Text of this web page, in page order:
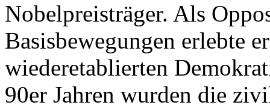
Nobelpreisträger. Als
Basisbewegungen erlebte
wiederetablierten
90er Jahren wurden die